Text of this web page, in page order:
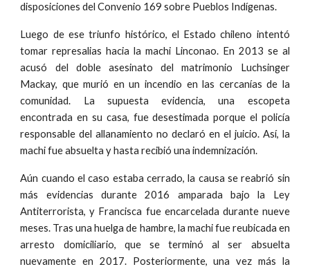
disposiciones del Convenio 169 sobre Pueblos Indígenas.
Luego de ese triunfo histórico, el Estado chileno intentó
tomar represalias hacia la machi Linconao. En 2013 se al
acusó del doble asesinato del matrimonio Luchsinger
Mackay, que murió en un incendio en las cercanías de la
comunidad. La supuesta evidencia, una escopeta
encontrada en su casa, fue desestimada porque el policía
responsable del allanamiento no declaró en el juicio. Así, la
machi fue absuelta y hasta recibió una indemnización.
Aún cuando el caso estaba cerrado, la causa se reabrió sin
más evidencias durante 2016 amparada bajo la Ley
Antiterrorista, y Francisca fue encarcelada durante nueve
meses. Tras una huelga de hambre, la machi fue reubicada en
arresto domiciliario, que se terminó al ser absuelta
nuevamente en 2017. Posteriormente, una vez más la